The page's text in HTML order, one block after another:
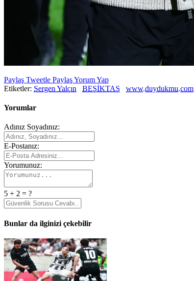
Paylaş Tweetle PaylaşYorum Yap
Etiketler: Sergen Yalçın BEŞİKTAŞ www.duydukmu.com
Yorumlar
Adınız Soyadınız:
E-Postanız:
Yorumunuz:
5 + 2 = ?
Bunlar da ilginizi çekebilir